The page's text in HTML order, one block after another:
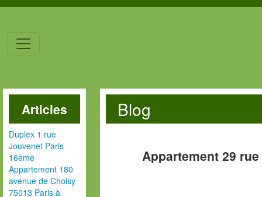
Articles
Duplex 1 rue
Jouvenet Paris
16ème
Appartement 180
avenue de Choisy
75013 Paris à
Blog
Appartement 29